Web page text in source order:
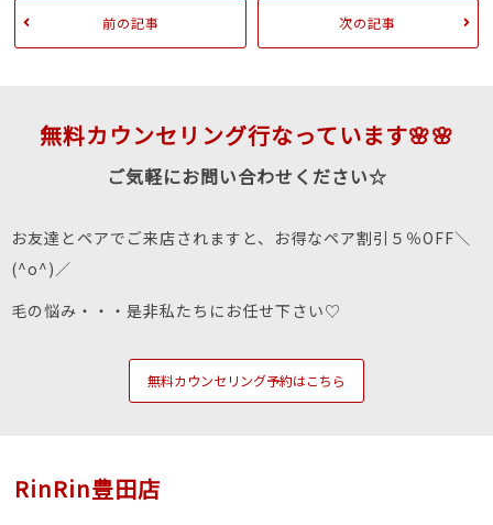
前の記事 次の記事
無料カウンセリング行なっています🌸🌸
ご気軽にお問い合わせください☆
お友達とペアでご来店されますと、お得なペア割引５％OFF＼
(^o^)／
毛の悩み・・・是非私たちにお任せ下さい♡
無料カウンセリング予約はこちら
RinRin豊田店